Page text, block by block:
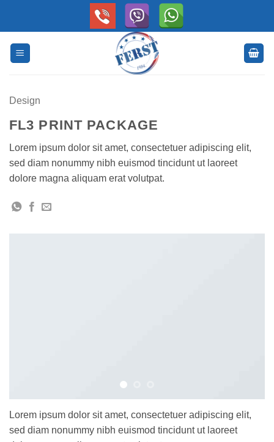
Design
FL3 PRINT PACKAGE
Lorem ipsum dolor sit amet, consectetuer adipiscing elit,
sed diam nonummy nibh euismod tincidunt ut laoreet
dolore magna aliquam erat volutpat.
Lorem ipsum dolor sit amet, consectetuer adipiscing elit,
sed diam nonummy nibh euismod tincidunt ut laoreet